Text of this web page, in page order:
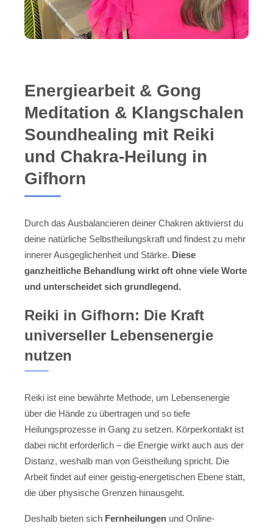
Energiearbeit & Gong
Meditation & Klangschalen
Soundhealing mit Reiki
und Chakra-Heilung in
Gifhorn
Durch das Ausbalancieren deiner Chakren aktivierst du
deine natürliche Selbstheilungskraft und findest zu mehr
innerer Ausgeglichenheit und Stärke. Diese
ganzheitliche Behandlung wirkt oft ohne viele Worte
und unterscheidet sich grundlegend.
Reiki in Gifhorn: Die Kraft
universeller Lebensenergie
nutzen
Reiki ist eine bewährte Methode, um Lebensenergie
über die Hände zu übertragen und so tiefe
Heilungsprozesse in Gang zu setzen. Körperkontakt ist
dabei nicht erforderlich – die Energie wirkt auch aus der
Distanz, weshalb man von Geistheilung spricht. Die
Arbeit findet auf einer geistig-energetischen Ebene statt,
die über physische Grenzen hinausgeht.
Deshalb bieten sich Fernheilungen und Online-